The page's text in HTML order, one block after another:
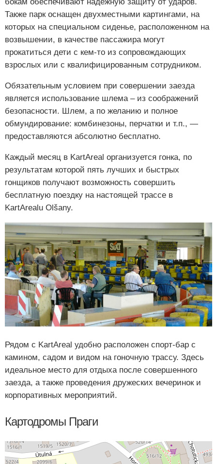
Также парк оснащен двухместными картингами, на
которых на специальном сиденье, расположенном на
возвышении, в качестве пассажира могут
прокатиться дети с кем-то из сопровождающих
взрослых или с квалифицированным сотрудником.
Обязательным условием при совершении заезда
является использование шлема – из соображений
безопасности. Шлем, а по желанию и полное
обмундирование: комбинезоны, перчатки и т.п., —
предоставляются абсолютно бесплатно.
Каждый месяц в KartAreal организуется гонка, по
результатам которой пять лучших и быстрых
гонщиков получают возможность совершить
бесплатную поездку на настоящей трассе в
KartArealu Olšany.
Рядом с KartAreal удобно расположен спорт-бар с
камином, садом и видом на гоночную трассу. Здесь
идеальное место для отдыха после совершенного
заезда, а также проведения дружеских вечеринок и
корпоративных мероприятий.
Картодромы Праги